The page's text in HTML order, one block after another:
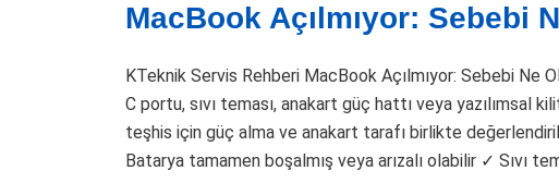
MacBook Açılmıyor: Sebebi
KTeknik Servis Rehberi MacBook Açılmıyor: Sebebi Ne
C portu, sıvı teması, anakart güç hattı veya yazılımsal
teşhis için güç alma ve anakart tarafı birlikte
Batarya tamamen boşalmış veya arızalı olabilir ✓ Sıvı